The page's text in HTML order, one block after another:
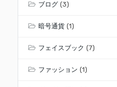
ブログ (3)
暗号通貨 (1)
フェイスブック (7)
ファッション (1)